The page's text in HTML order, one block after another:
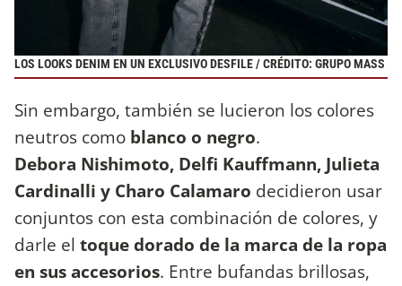
LOS LOOKS DENIM EN UN EXCLUSIVO DESFILE / CRÉDITO: GRUPO MASS
Sin embargo, también se lucieron los colores
neutros como blanco o negro.
Debora Nishimoto, Delfi Kauffmann, Julieta
Cardinalli y Charo Calamaro decidieron usar
conjuntos con esta combinación de colores, y
darle el toque dorado de la marca de la ropa
en sus accesorios. Entre bufandas brillosas,